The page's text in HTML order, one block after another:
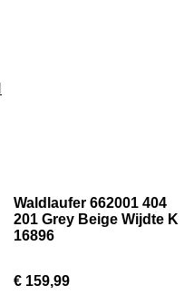
Waldlaufer 662001 404
201 Grey Beige Wijdte K
16896
€ 159,99